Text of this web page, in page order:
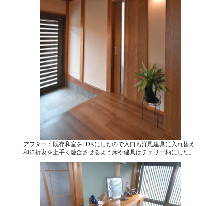
アフター：既存和室をLDKにしたので入口も洋風建具に入れ替え
和洋折衷を上手く融合させるよう床や建具はチェリー柄にした。